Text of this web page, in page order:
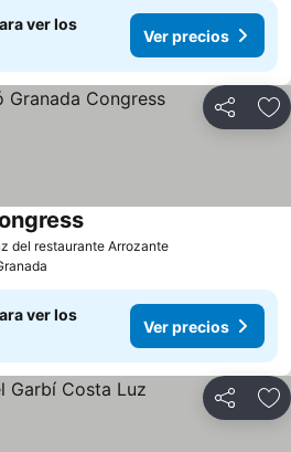
ver los
Ver precios
Compartir
del restaurante Arrozante
ver los
Ver precios
Compartir